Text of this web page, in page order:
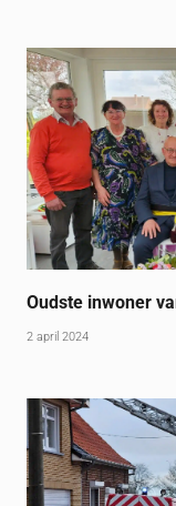
Oudste inwoner
2 april 2024